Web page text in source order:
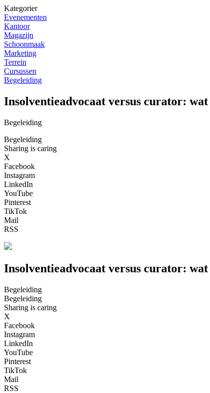
Kategorier
Evenementen
Kantoor
Magazijn
Schoonmaak
Marketing
Terrein
Cursussen
Begeleiding
Insolventieadvocaat versus curator:
Begeleiding
Begeleiding
Sharing is caring
X
Facebook
Instagram
LinkedIn
YouTube
Pinterest
TikTok
Mail
RSS
Insolventieadvocaat versus curator:
Begeleiding
Begeleiding
Sharing is caring
X
Facebook
Instagram
LinkedIn
YouTube
Pinterest
TikTok
Mail
RSS